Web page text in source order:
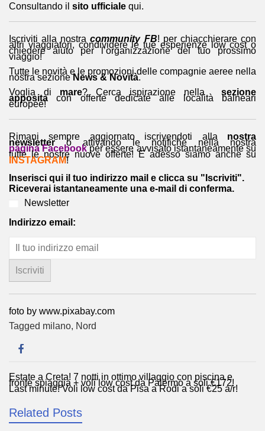
Consultando il sito ufficiale qui.
Iscriviti alla nostracommunity FB! per chiacchierare con
altri viaggiatori, condividere le tue esperienze low cost o
chiedere aiuto per l’organizzazione del tuo prossimo
viaggio!
Tutte le novità e le promozioni delle compagnie aeree nella
nostra sezioneNews & Novità.
Voglia di mare? Cerca ispirazione nella sezione
appositacon offerte dedicate alle località balneari
europee!
Rimani sempre aggiornato iscrivendoti alla nostra
newslettero attivando le notifiche nella nostra
pagina Facebookper essere avvisato istantaneamente su
tutte le nostre nuove offerte! E adesso siamo anche su
INSTAGRAM!
Inserisci qui il tuo indirizzo mail e clicca su "Iscriviti".
Riceverai istantaneamente una e-mail di conferma.
Newsletter
Indirizzo email:
foto by www.pixabay.com
Tagged milano, Nord
Navigazione
articoli
Estate a Creta! 7 notti in ottimo villaggio con piscina e
fronte spiaggia + voli low cost da Palermo a soli €172!
Last minute! Voli low cost da Pisa a Rodi a soli €25 a/r!
Related Posts